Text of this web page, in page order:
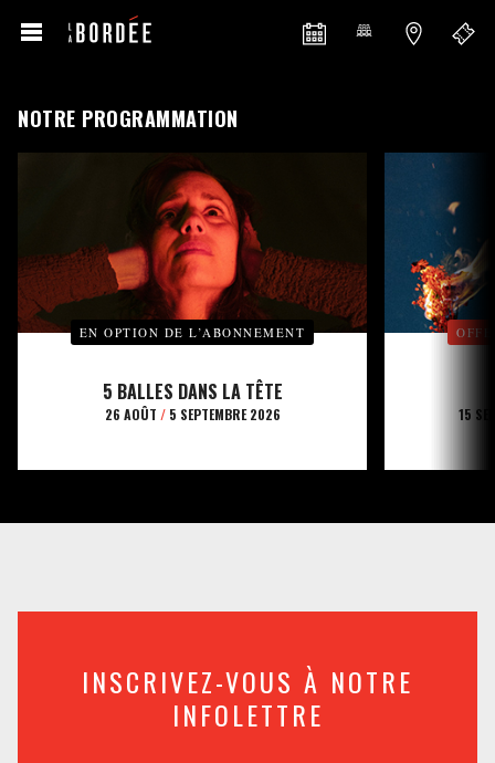
NOTRE PROGRAMMATION
EN OPTION DE L’ABONNEMENT
5 BALLES DANS LA TÊTE
26 AOÛT /5 SEPTEMBRE 2026 15
INSCRIVEZ-VOUS À NOTRE
INFOLETTRE